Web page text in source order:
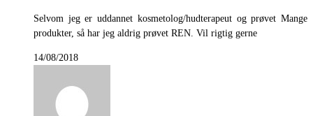
Selvom jeg er uddannet kosmetolog/hudterapeut og prøvet Mange
produkter, så har jeg aldrig prøvet REN. Vil rigtig gerne
14/08/2018